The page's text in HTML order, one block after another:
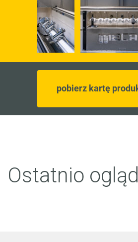
pobierz kartę
Ostatnio